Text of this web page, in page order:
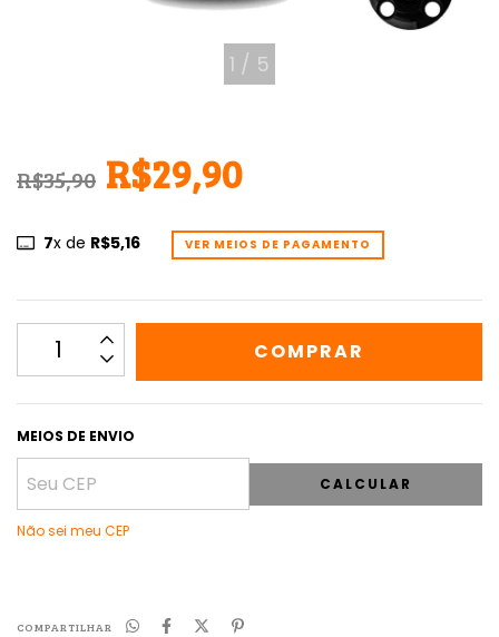
1 / 5
R$35,90 R$29,90
7x de R$5,16 VER MEIOS DE PAGAMENTO
MEIOS DE ENVIO
CALCULAR
Não sei meu CEP
COMPARTILHAR